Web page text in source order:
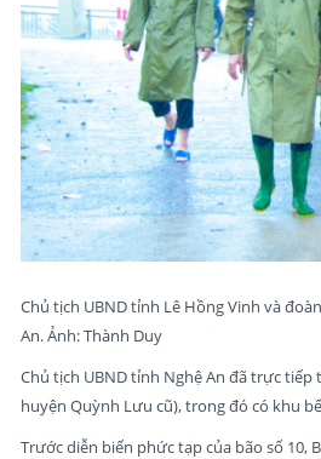
Chủ tịch UBND tỉnh Lê Hồng Vinh và
An. Ảnh: Thành Duy
Chủ tịch UBND tỉnh Nghệ An đã trực tiếp
huyện Quỳnh Lưu cũ), trong đó có khu
Trước diễn biến phức tạp của bão số 10,